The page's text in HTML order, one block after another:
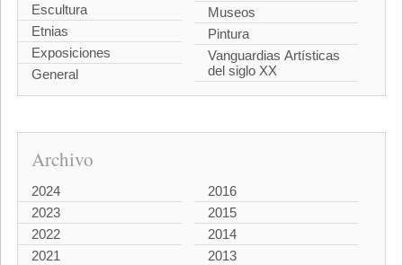
Escultura
Etnias
Exposiciones
General
Museos
Pintura
Vanguardias Artísticas
del siglo XX
Archivo
2024
2023
2022
2021
2016
2015
2014
2013